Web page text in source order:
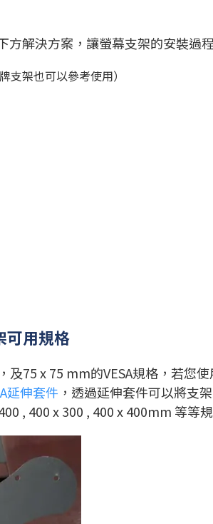
解決方案，讓螢幕支架的安裝過
支架也可以參考使用）
可用規格
75 x 75 mm的VESA規格，若您
延伸套件 ，透過延伸套件可以將支
, 400 x 300 , 400 x 400mm 等等